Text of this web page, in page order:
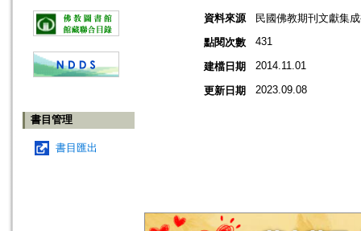
書目管理
書目匯出
資料來源
民國佛教期刊文獻集
點閱次數
431
建檔日期 2014.11.01
更新日期 2023.09.08